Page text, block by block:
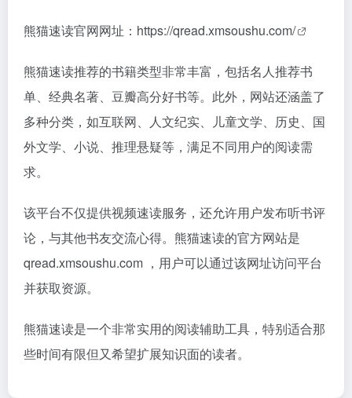
熊猫速读官网网址： https://qread.xmsoushu.com/
熊猫速读推荐的书籍类型非常丰富，包括名人推荐书
单、经典名著、豆瓣高分好书等。此外，网站还涵盖了
多种分类，如互联网、人文纪实、儿童文学、历史、国
外文学、小说、推理悬疑等，满足不同用户的阅读需
求。
该平台不仅提供视频速读服务，还允许用户发布听书评
论，与其他书友交流心得。熊猫速读的官方网站是
qread.xmsoushu.com ，用户可以通过该网址访问平台
并获取资源。
熊猫速读是一个非常实用的阅读辅助工具，特别适合那
些时间有限但又希望扩展知识面的读者。